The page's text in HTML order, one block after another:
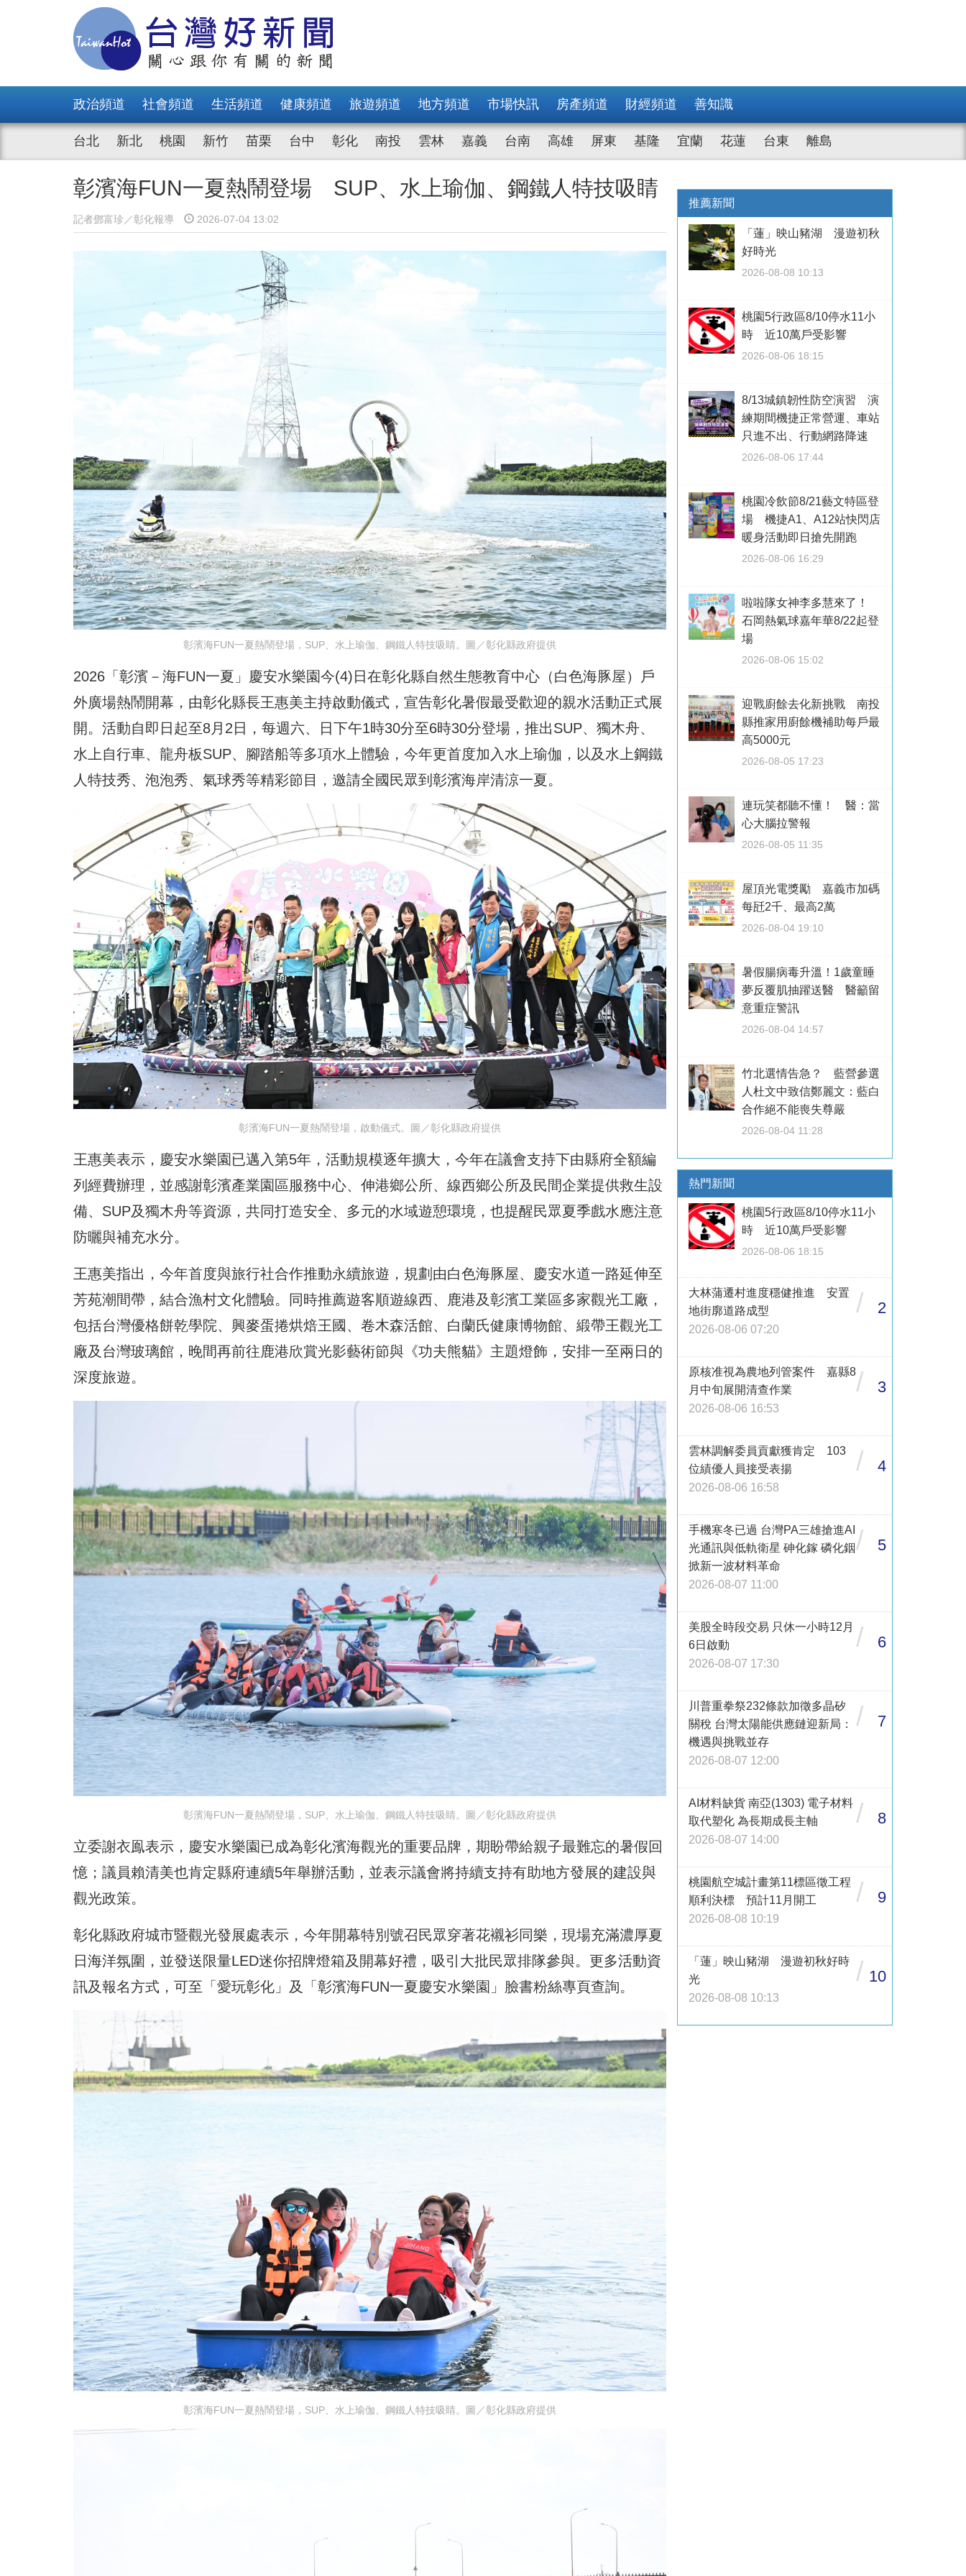
政治頻道 社會頻道 生活頻道 健康頻道 旅遊頻道 地方頻道 市場快訊 房產頻道 財經頻道 善知識
台北 新北 桃園 新竹 苗栗 台中 彰化 南投 雲林 嘉義 台南 高雄 屏東 基隆 宜蘭 花蓮 台東 離島
彰濱海FUN一夏熱鬧登場 SUP、水上瑜伽、鋼鐵人特技吸睛
記者鄧富珍／彰化報導 2026-07-04 13:02
彰濱海FUN一夏熱鬧登場，SUP、水上瑜伽、鋼鐵人特技吸睛。圖／彰化縣政府提供
2026「彰濱－海FUN一夏」慶安水樂園今(4)日在彰化縣自然生態教育中心（白色海豚屋）戶
外廣場熱鬧開幕，由彰化縣長王惠美主持啟動儀式，宣告彰化暑假最受歡迎的親水活動正式展
開。活動自即日起至8月2日，每週六、日下午1時30分至6時30分登場，推出SUP、獨木舟、
水上自行車、龍舟板SUP、腳踏船等多項水上體驗，今年更首度加入水上瑜伽，以及水上鋼鐵
人特技秀、泡泡秀、氣球秀等精彩節目，邀請全國民眾到彰濱海岸清涼一夏。
彰濱海FUN一夏熱鬧登場，啟動儀式。圖／彰化縣政府提供
王惠美表示，慶安水樂園已邁入第5年，活動規模逐年擴大，今年在議會支持下由縣府全額編
列經費辦理，並感謝彰濱產業園區服務中心、伸港鄉公所、線西鄉公所及民間企業提供救生設
備、SUP及獨木舟等資源，共同打造安全、多元的水域遊憩環境，也提醒民眾夏季戲水應注意
防曬與補充水分。
王惠美指出，今年首度與旅行社合作推動永續旅遊，規劃由白色海豚屋、慶安水道一路延伸至
芳苑潮間帶，結合漁村文化體驗。同時推薦遊客順遊線西、鹿港及彰濱工業區多家觀光工廠，
包括台灣優格餅乾學院、興麥蛋捲烘焙王國、卷木森活館、白蘭氏健康博物館、緞帶王觀光工
廠及台灣玻璃館，晚間再前往鹿港欣賞光影藝術節與《功夫熊貓》主題燈飾，安排一至兩日的
深度旅遊。
彰濱海FUN一夏熱鬧登場，SUP、水上瑜伽、鋼鐵人特技吸睛。圖／彰化縣政府提供
立委謝衣鳯表示，慶安水樂園已成為彰化濱海觀光的重要品牌，期盼帶給親子最難忘的暑假回
憶；議員賴清美也肯定縣府連續5年舉辦活動，並表示議會將持續支持有助地方發展的建設與
觀光政策。
彰化縣政府城市暨觀光發展處表示，今年開幕特別號召民眾穿著花襯衫同樂，現場充滿濃厚夏
日海洋氛圍，並發送限量LED迷你招牌燈箱及開幕好禮，吸引大批民眾排隊參與。更多活動資
訊及報名方式，可至「愛玩彰化」及「彰濱海FUN一夏慶安水樂園」臉書粉絲專頁查詢。
彰濱海FUN一夏熱鬧登場，SUP、水上瑜伽、鋼鐵人特技吸睛。圖／彰化縣政府提供
推薦新聞
「蓮」映山豬湖 漫遊初秋
好時光
2026-08-08 10:13
桃園5行政區8/10停水11小
時 近10萬戶受影響
2026-08-06 18:15
8/13城鎮韌性防空演習 演
練期間機捷正常營運、車站
只進不出、行動網路降速
2026-08-06 17:44
桃園冷飲節8/21藝文特區登
場 機捷A1、A12站快閃店
暖身活動即日搶先開跑
2026-08-06 16:29
啦啦隊女神李多慧來了！
石岡熱氣球嘉年華8/22起登
場
2026-08-06 15:02
迎戰廚餘去化新挑戰 南投
縣推家用廚餘機補助每戶最
高5000元
2026-08-05 17:23
連玩笑都聽不懂！ 醫：當
心大腦拉警報
2026-08-05 11:35
屋頂光電獎勵 嘉義市加碼
每瓩2千、最高2萬
2026-08-04 19:10
暑假腸病毒升溫！1歲童睡
夢反覆肌抽躍送醫 醫籲留
意重症警訊
2026-08-04 14:57
竹北選情告急？ 藍營參選
人杜文中致信鄭麗文：藍白
合作絕不能喪失尊嚴
2026-08-04 11:28
熱門新聞
桃園5行政區8/10停水11小
時 近10萬戶受影響
2026-08-06 18:15
大林蒲遷村進度穩健推進 安置
地街廓道路成型
2026-08-06 07:20
/ 2
原核准視為農地列管案件 嘉縣8
月中旬展開清查作業
2026-08-06 16:53
/ 3
雲林調解委員貢獻獲肯定 103
位績優人員接受表揚
2026-08-06 16:58
/ 4
手機寒冬已過 台灣PA三雄搶進AI
光通訊與低軌衛星 砷化鎵 磷化銦
掀新一波材料革命
2026-08-07 11:00
/ 5
美股全時段交易 只休一小時12月
6日啟動
2026-08-07 17:30
/ 6
川普重拳祭232條款加徵多晶矽
關稅 台灣太陽能供應鏈迎新局：
機遇與挑戰並存
2026-08-07 12:00
/ 7
AI材料缺貨 南亞(1303) 電子材料
取代塑化 為長期成長主軸
2026-08-07 14:00
/ 8
桃園航空城計畫第11標區徵工程
順利決標 預計11月開工
2026-08-08 10:19
/ 9
「蓮」映山豬湖 漫遊初秋好時
光
2026-08-08 10:13
/ 10